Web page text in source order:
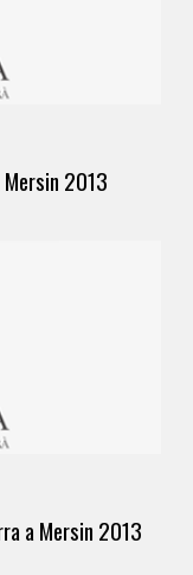
2013
a Mersin 2013